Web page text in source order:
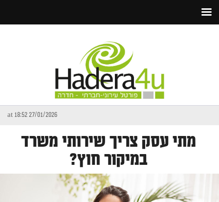
27/01/2026 at 18:52
מתי עסק צריך שירותי משרד
במיקור חוץ?